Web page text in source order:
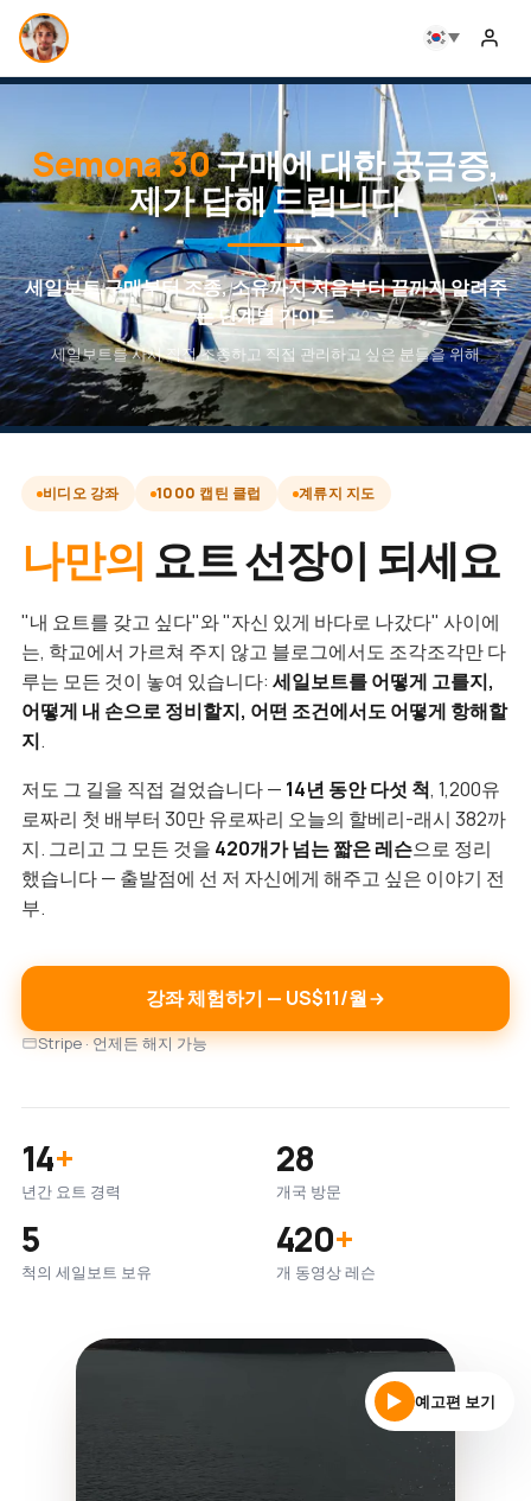
Semona 30구매에 대한 궁금증,
제가 답해 드립니다
세일보트 구매부터 조종, 소유까지 처음부터 끝까지 알려주
는 단계별 가이드
세일보트를 사서 직접 조종하고 직접 관리하고 싶은 분들을 위해
비디오 강좌 1000 캡틴 클럽 계류지 지도
나만의 요트 선장이 되세요
"내 요트를 갖고 싶다"와 "자신 있게 바다로 나갔다" 사이에
는, 학교에서 가르쳐 주지 않고 블로그에서도 조각조각만 다
루는 모든 것이 놓여 있습니다: 세일보트를 어떻게 고를지,
어떻게 내 손으로 정비할지, 어떤 조건에서도 어떻게 항해할
지.
저도 그 길을 직접 걸었습니다 — 14년 동안 다섯 척, 1,200유
로짜리 첫 배부터 30만 유로짜리 오늘의 할베리-래시 382까
지. 그리고 그 모든 것을 420개가 넘는 짧은 레슨으로 정리
했습니다 — 출발점에 선 저 자신에게 해주고 싶은 이야기 전
부.
강좌 체험하기 — US$11/월
Stripe · 언제든 해지 가능
14+
년간 요트 경력
28
개국 방문
5
척의 세일보트 보유
420+
개 동영상 레슨
예고편 보기